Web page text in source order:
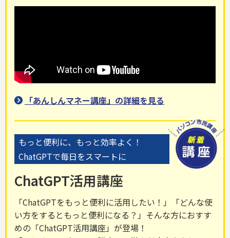
「あんしんマネー講座」の詳細を見る
もっと便利に、もっと効率よく！
ChatGPTで毎日をスマートに
ChatGPT活用講座
「ChatGPTをもっと便利に活用したい！」「どんな使
い方をするともっと便利になる？」そんな方におすす
めの「ChatGPT活用講座」が登場！